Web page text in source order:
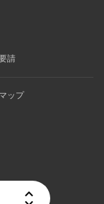
請
ップ